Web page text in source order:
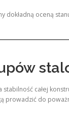
dokładną oceną
stabilność całej
prowadzić do